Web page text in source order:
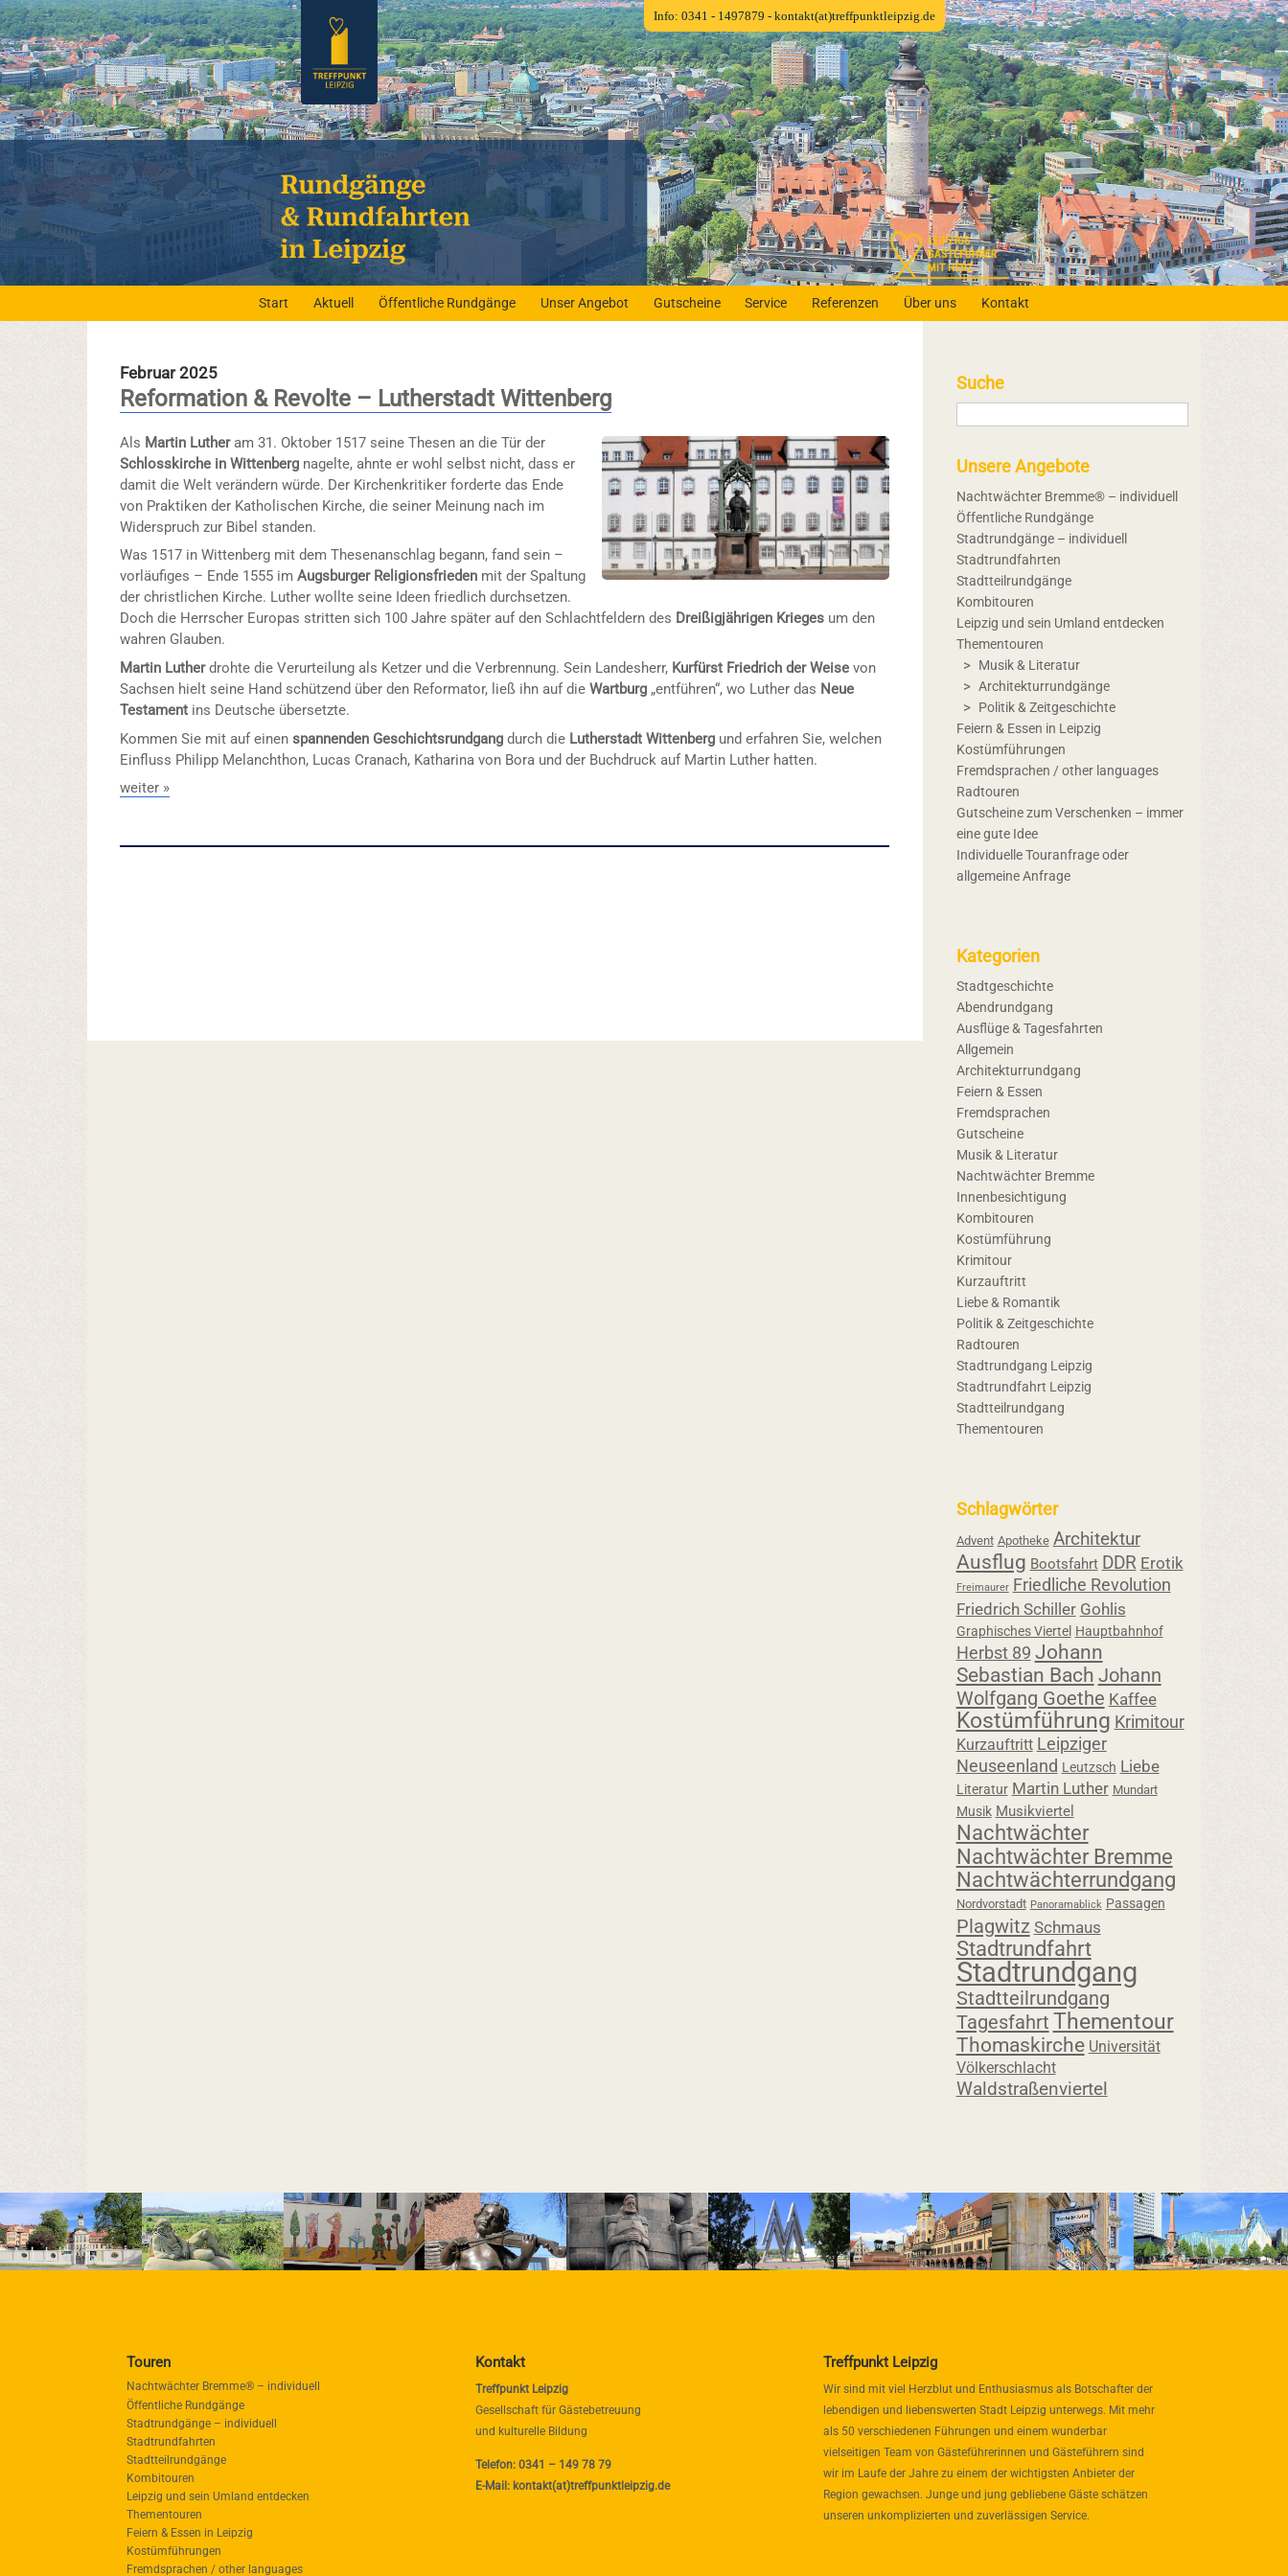
Start Aktuell Öffentliche Rundgänge Unser Angebot Gutscheine Service Referenzen Über uns Kontakt
Februar 2025
Reformation & Revolte – Lutherstadt Wittenberg
Als Martin Lutheram 31. Oktober 1517 seine Thesen an die Tür der
Schlosskirche in Wittenberg nagelte, ahnte er wohl selbst nicht, dass er
damit die Welt verändern würde. Der Kirchenkritiker forderte das Ende
von Praktiken der Katholischen Kirche, die seiner Meinung nach im
Widerspruch zur Bibel standen.
Was 1517 in Wittenberg mit dem Thesenanschlag begann, fand sein –
vorläufiges – Ende 1555 imAugsburger Religionsfrieden mit der Spaltung
der christlichen Kirche. Luther wollte seine Ideen friedlich durchsetzen.
Doch die Herrscher Europas stritten sich 100 Jahre später auf den Schlachtfeldern des Dreißigjährigen Krieges um den
wahren Glauben.
Martin Lutherdrohte die Verurteilung als Ketzer und die Verbrennung. Sein Landesherr, Kurfürst Friedrich der Weise von
Sachsen hielt seine Hand schützend über den Reformator, ließ ihn auf dieWartburg „entführen“, wo Luther das Neue
Testament ins Deutsche übersetzte.
Kommen Sie mit auf einenspannenden Geschichtsrundgang durch die Lutherstadt Wittenberg und erfahren Sie, welchen
Einfluss Philipp Melanchthon, Lucas Cranach, Katharina von Bora und der Buchdruck auf Martin Luther hatten.
weiter »
Suche
Unsere Angebote
Nachtwächter Bremme® – individuell
Öffentliche Rundgänge
Stadtrundgänge – individuell
Stadtrundfahrten
Stadtteilrundgänge
Kombitouren
Leipzig und sein Umland entdecken
Thementouren
Musik & Literatur
Architekturrundgänge
Politik & Zeitgeschichte
Feiern & Essen in Leipzig
Kostümführungen
Fremdsprachen / other languages
Radtouren
Gutscheine zum Verschenken – immer
eine gute Idee
Individuelle Touranfrage oder
allgemeine Anfrage
Kategorien
Stadtgeschichte
Abendrundgang
Ausflüge & Tagesfahrten
Allgemein
Architekturrundgang
Feiern & Essen
Fremdsprachen
Gutscheine
Musik & Literatur
Nachtwächter Bremme
Innenbesichtigung
Kombitouren
Kostümführung
Krimitour
Kurzauftritt
Liebe & Romantik
Politik & Zeitgeschichte
Radtouren
Stadtrundgang Leipzig
Stadtrundfahrt Leipzig
Stadtteilrundgang
Thementouren
Schlagwörter
Advent Apotheke Architektur
Ausflug Bootsfahrt DDR Erotik
Freimaurer Friedliche Revolution
Friedrich Schiller Gohlis
Graphisches Viertel Hauptbahnhof
Herbst 89 Johann
Sebastian Bach Johann
Wolfgang Goethe Kaffee
Kostümführung Krimitour
Kurzauftritt Leipziger
Neuseenland Leutzsch Liebe
Literatur Martin Luther Mundart
Musik Musikviertel
Nachtwächter
Nachtwächter Bremme
Nachtwächterrundgang
Nordvorstadt Panoramablick Passagen
Plagwitz Schmaus
Stadtrundfahrt
Stadtrundgang
Stadtteilrundgang
Tagesfahrt Thementour
Thomaskirche Universität
Völkerschlacht
Waldstraßenviertel
Touren
Nachtwächter Bremme® – individuell
Öffentliche Rundgänge
Stadtrundgänge – individuell
Stadtrundfahrten
Stadtteilrundgänge
Kombitouren
Leipzig und sein Umland entdecken
Thementouren
Feiern & Essen in Leipzig
Kostümführungen
Fremdsprachen / other languages
Kontakt
Treffpunkt Leipzig
Gesellschaft für Gästebetreuung
und kulturelle Bildung
Telefon: 0341 – 149 78 79
E-Mail: kontakt(at)treffpunktleipzig.de
Treffpunkt Leipzig
Wir sind mit viel Herzblut und Enthusiasmus als Botschafter der
lebendigen und liebenswerten Stadt Leipzig unterwegs. Mit mehr
als 50 verschiedenen Führungen und einem wunderbar
vielseitigen Team von Gästeführerinnen und Gästeführern sind
wir im Laufe der Jahre zu einem der wichtigsten Anbieter der
Region gewachsen. Junge und jung gebliebene Gäste schätzen
unseren unkomplizierten und zuverlässigen Service.
Info: 0341 - 1497879 - kontakt(at)treffpunktleipzig.de